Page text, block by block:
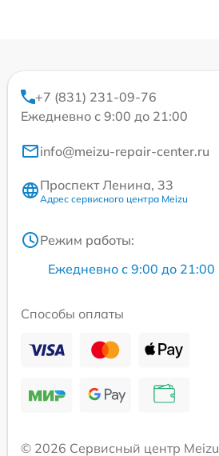
+7 (831) 231-09-76
Ежедневно с 9:00 до 21:00
info@meizu-repair-center.ru
Проспект Ленина, 33
Адрес сервисного центра Meizu
Режим работы:
Ежедневно с 9:00 до 21:00
Способы оплаты
© 2026 Сервисный центр Meizu